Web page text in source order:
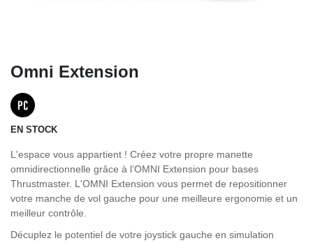
Omni Extension
EN STOCK
L'espace vous appartient ! Créez votre propre manette
omnidirectionnelle grâce à l’OMNI Extension pour bases
Thrustmaster. L'OMNI Extension vous permet de repositionner
votre manche de vol gauche pour une meilleure ergonomie et un
meilleur contrôle.
Décuplez le potentiel de votre joystick gauche en simulation